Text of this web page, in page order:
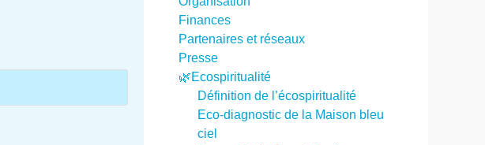
Finances
Partenaires et réseaux
Presse
🌿Ecospiritualité
Définition de l’écospiritualité
Eco-diagnostic de la Maison bleu
ciel